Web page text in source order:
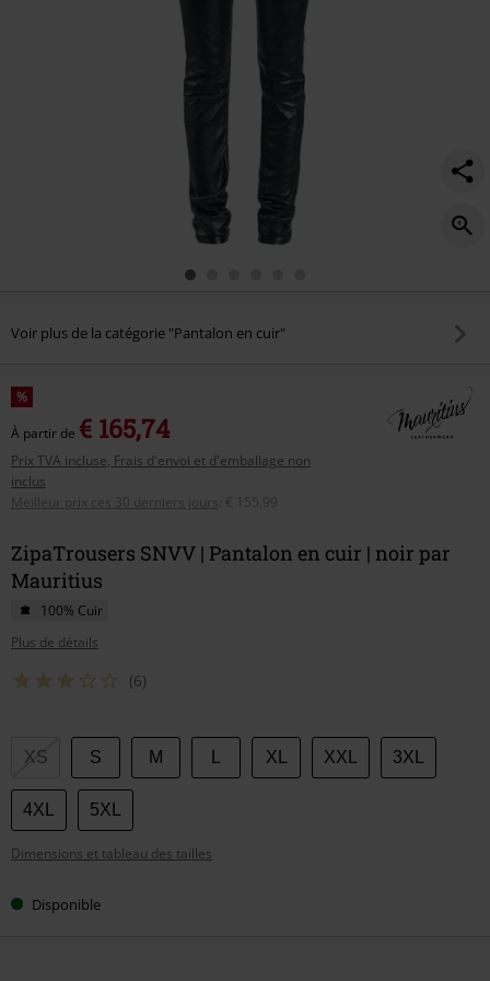
Voir plus de la catégorie "Pantalon en cuir"
%
À partir de € 165,74
Prix TVA incluse, Frais d'envoi et d'emballage non
inclus
Meilleur prix ces 30 derniers jours
€ 155,99
ZipaTrousers SNVV | Pantalon en cuir | noir par
Mauritius
100% Cuir
Plus de détails
(6)
Choisissez
taille
XS S M XL XXL 3XL
4XL 5XL
Dimensions et tableau des tailles
Disponible